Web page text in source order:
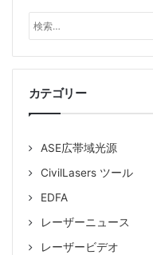
カテゴリー
ASE広帯域光源
CivilLasers ツール
EDFA
レーザーニュース
レーザービデオ